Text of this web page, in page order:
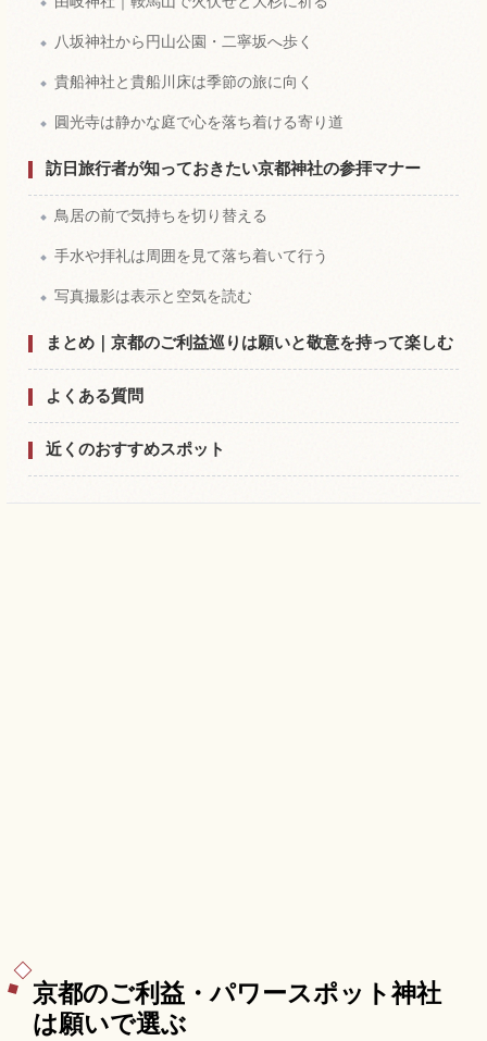
八坂神社から円山公園・二寧坂へ歩く
貴船神社と貴船川床は季節の旅に向く
圓光寺は静かな庭で心を落ち着ける寄り道
訪日旅行者が知っておきたい京都神社の参拝マナー
鳥居の前で気持ちを切り替える
手水や拝礼は周囲を見て落ち着いて行う
写真撮影は表示と空気を読む
まとめ｜京都のご利益巡りは願いと敬意を持って楽しむ
よくある質問
近くのおすすめスポット
京都のご利益・パワースポット神社
は願いで選ぶ